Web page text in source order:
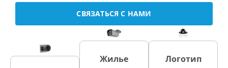
СВЯЗАТЬСЯ С НАМИ
Жилье
Логотип